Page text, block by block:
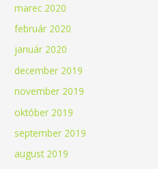
marec 2020
február 2020
január 2020
december 2019
november 2019
október 2019
september 2019
august 2019